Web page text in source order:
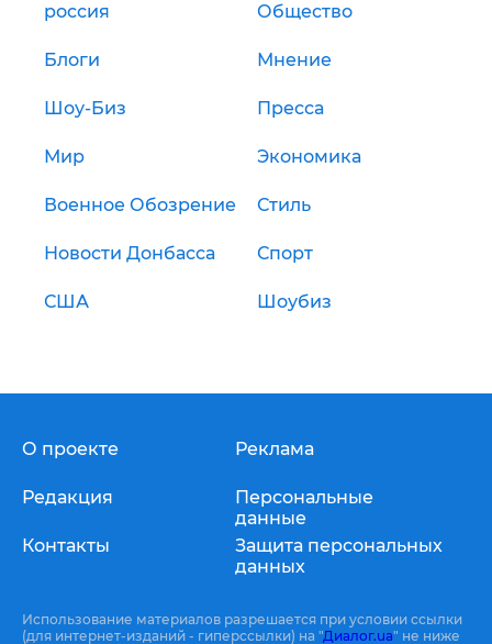
россия Общество
Блоги Мнение
Шоу-Биз Пресса
Мир Экономика
Военное Обозрение Стиль
Новости Донбасса Спорт
США Шоубиз
О проекте
Редакция
Контакты
Реклама
Персональные
данные
Защита персональных
данных
Использование материалов разрешается при условии ссылки
(для интернет-изданий - гиперссылки) на "Диалог.ua" не ниже